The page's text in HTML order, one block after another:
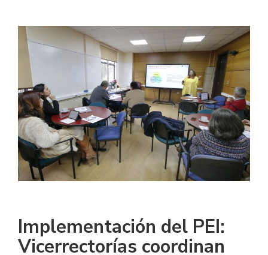
Implementación del PEI:
Vicerrectorías coordinan